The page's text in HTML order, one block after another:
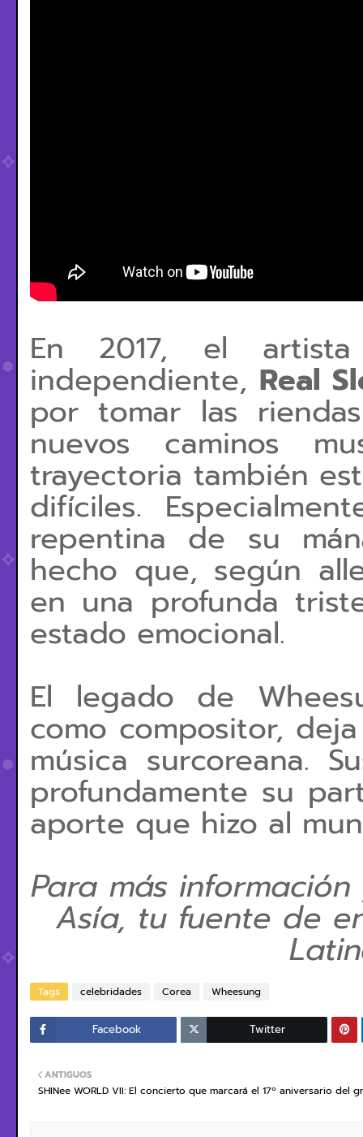
En 2017, el
independiente, Real
por tomar las
nuevos caminos
trayectoria también
difíciles.
repentina de su
hecho que, según
en una profunda
estado emocional.
El legado de
como compositor,
música surcoreana.
profundamente su
aporte que hizo al
Para más
Asía, tu fuente de
Tags celebridades Corea Wheesung
Facebook Twitter
ANTIGUOS
SHINee WORLD VII: El concierto que marcará el 17º aniversario del